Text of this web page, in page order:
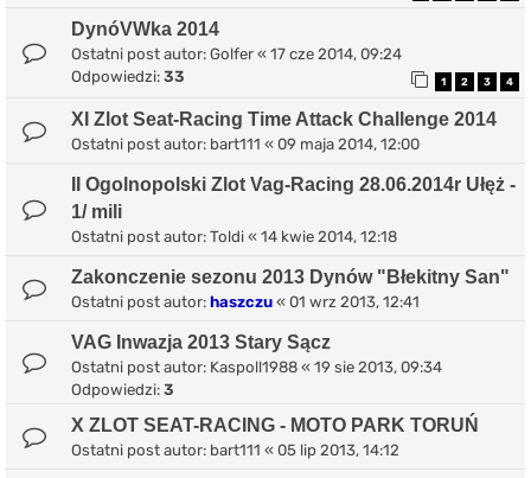
DynóVWka 2014
Ostatni post autor: Golfer « 17 cze 2014, 09:24
Odpowiedzi: 33 1 2 3 4
XI Zlot Seat-Racing Time Attack Challenge 2014
Ostatni post autor: bart111 « 09 maja 2014, 12:00
II Ogolnopolski Zlot Vag-Racing 28.06.2014r Ułęż -
1/ mili
Ostatni post autor: Toldi « 14 kwie 2014, 12:18
Zakonczenie sezonu 2013 Dynów "Błekitny San"
Ostatni post autor: haszczu « 01 wrz 2013, 12:41
VAG Inwazja 2013 Stary Sącz
Ostatni post autor: Kaspoll1988 « 19 sie 2013, 09:34
Odpowiedzi: 3
X ZLOT SEAT-RACING - MOTO PARK TORUŃ
Ostatni post autor: bart111 « 05 lip 2013, 14:12